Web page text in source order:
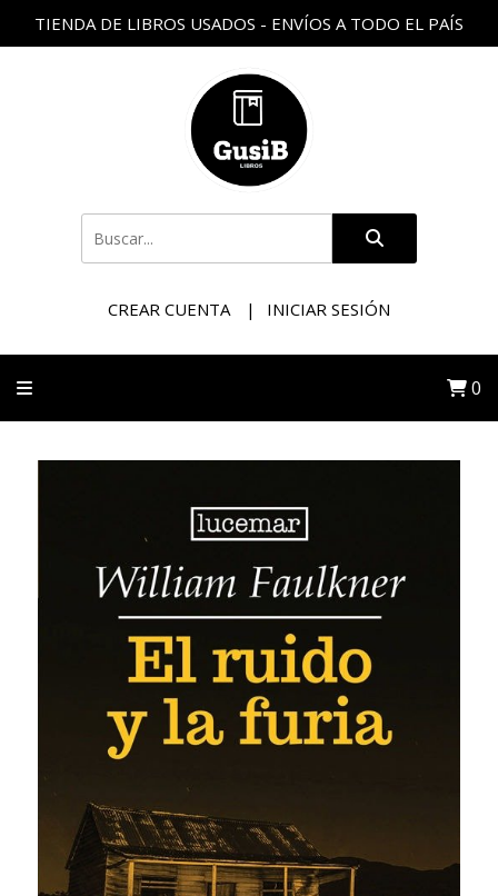
TIENDA DE LIBROS USADOS - ENVÍOS A TODO EL PAÍS
CREAR CUENTA INICIAR SESIÓN
0